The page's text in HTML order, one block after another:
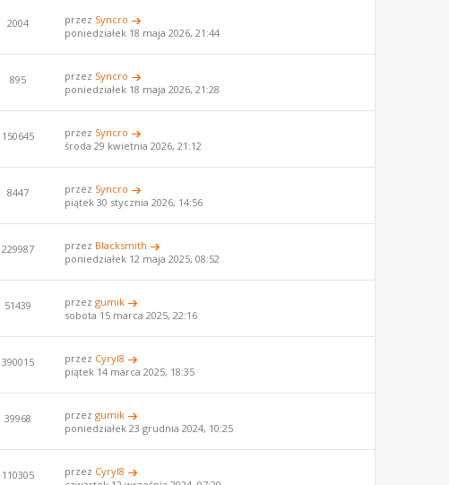
2004 przez Syncro
poniedziałek 18 maja 2026, 21:44
895 przez Syncro
poniedziałek 18 maja 2026, 21:28
150645 przez Syncro
środa 29 kwietnia 2026, 21:12
8447 przez Syncro
piątek 30 stycznia 2026, 14:56
229987 przez Blacksmith
poniedziałek 12 maja 2025, 08:52
51439 przezgumik
sobota 15 marca 2025, 22:16
390015 przez Cyryl8
piątek 14 marca 2025, 18:35
39968 przezgumik
poniedziałek 23 grudnia 2024, 10:25
110305 przez Cyryl8